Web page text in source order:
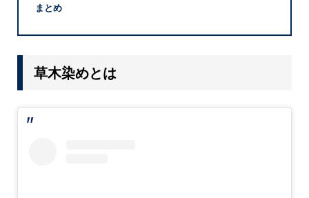
まとめ
草木染めとは